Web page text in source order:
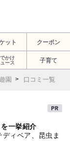
ット クーポン
かけ
ース
子育て
園 口コミ一覧
一挙紹介
ィベア、昆虫ま